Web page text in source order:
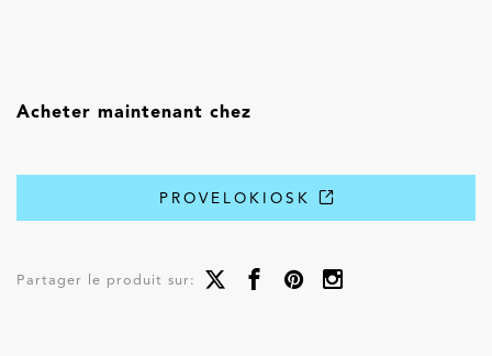
Acheter maintenant chez
PROVELOKIOSK
Partager le produit sur: